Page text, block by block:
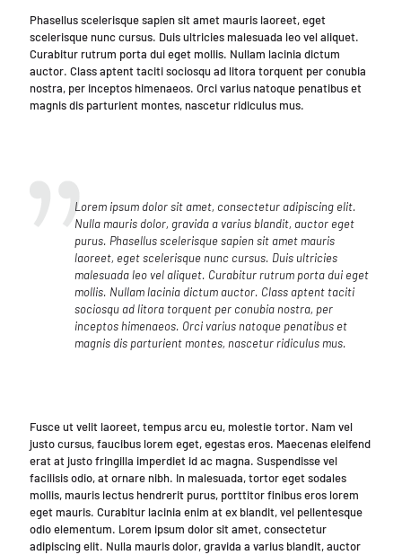
Phasellus scelerisque sapien sit amet mauris laoreet, eget
scelerisque nunc cursus. Duis ultricies malesuada leo vel aliquet.
Curabitur rutrum porta dui eget mollis. Nullam lacinia dictum
auctor. Class aptent taciti sociosqu ad litora torquent per conubia
nostra, per inceptos himenaeos. Orci varius natoque penatibus et
magnis dis parturient montes, nascetur ridiculus mus.
Lorem ipsum dolor sit amet, consectetur adipiscing elit.
Nulla mauris dolor, gravida a varius blandit, auctor eget
purus. Phasellus scelerisque sapien sit amet mauris
laoreet, eget scelerisque nunc cursus. Duis ultricies
malesuada leo vel aliquet. Curabitur rutrum porta dui eget
mollis. Nullam lacinia dictum auctor. Class aptent taciti
sociosqu ad litora torquent per conubia nostra, per
inceptos himenaeos. Orci varius natoque penatibus et
magnis dis parturient montes, nascetur ridiculus mus.
Fusce ut velit laoreet, tempus arcu eu, molestie tortor. Nam vel
justo cursus, faucibus lorem eget, egestas eros. Maecenas eleifend
erat at justo fringilla imperdiet id ac magna. Suspendisse vel
facilisis odio, at ornare nibh. In malesuada, tortor eget sodales
mollis, mauris lectus hendrerit purus, porttitor finibus eros lorem
eget mauris. Curabitur lacinia enim at ex blandit, vel pellentesque
odio elementum. Lorem ipsum dolor sit amet, consectetur
adipiscing elit. Nulla mauris dolor, gravida a varius blandit, auctor